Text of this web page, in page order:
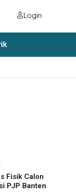
Login
Fisik Calon
PJP Banten